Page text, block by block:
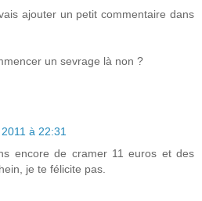
ajouter un petit commentaire dans
un sevrage là non ?
à 22:31
encore de cramer 11 euros et des
je te félicite pas.